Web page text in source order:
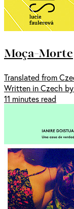
Moça-Morte
Translated from
Written in Czech
11 minutes read